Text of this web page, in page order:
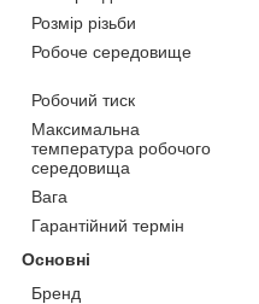
Розмір різьби
Робоче середовище
Робочий тиск
Максимальна
температура робочого
середовища
Вага
Гарантійний термін
Основні
Бренд